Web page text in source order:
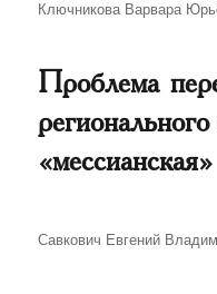
Автор
Ключникова Варвара
Проблема
Автор
Савкович Евгений